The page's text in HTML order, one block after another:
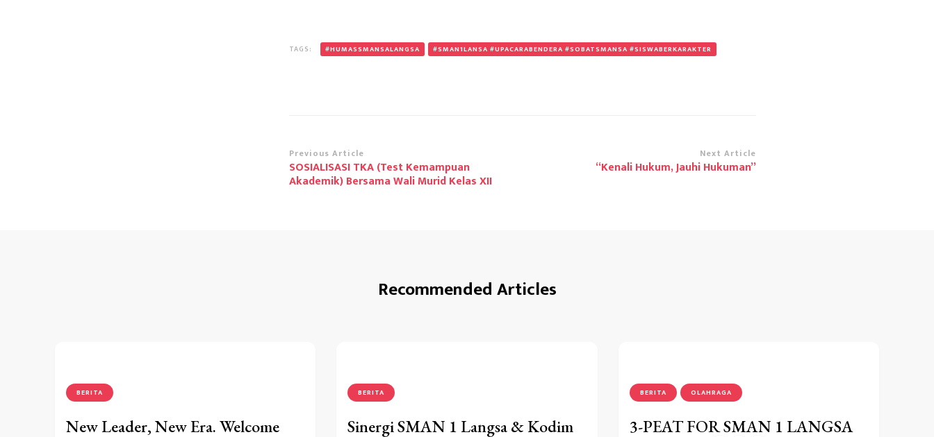
TAGS: #HUMASSMANSALANGSA #SMAN1LANSA #UPACARABENDERA #SOBATSMANSA #SISWABERKARAKTER
Post
Navigation
Previous Article
SOSIALISASI TKA (Test Kemampuan
Akademik) Bersama Wali Murid Kelas XII
Next Article
“Kenali Hukum, Jauhi Hukuman”
Recommended Articles
BERITA
New Leader, New Era. Welcome
BERITA
Sinergi SMAN 1 Langsa & Kodim
BERITA OLAHRAGA
3-PEAT FOR SMAN 1 LANGSA